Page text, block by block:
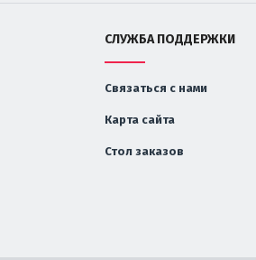
СЛУЖБА ПОДДЕРЖКИ
Связаться с нами
Карта сайта
Стол заказов